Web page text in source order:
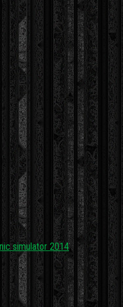
simulator 2014